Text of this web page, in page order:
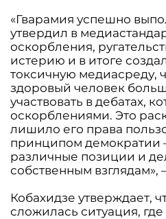
«Гварамия успешно
утвердил в
оскорбления,
истерию и в итоге
токсичную медиасреду,
здоровый человек
участвовать в дебатах,
оскорблениями. Это
лишило его права
принципом демократии
различные позиции и
собственным
Кобахидзе утверждает,
сложилась ситуация,